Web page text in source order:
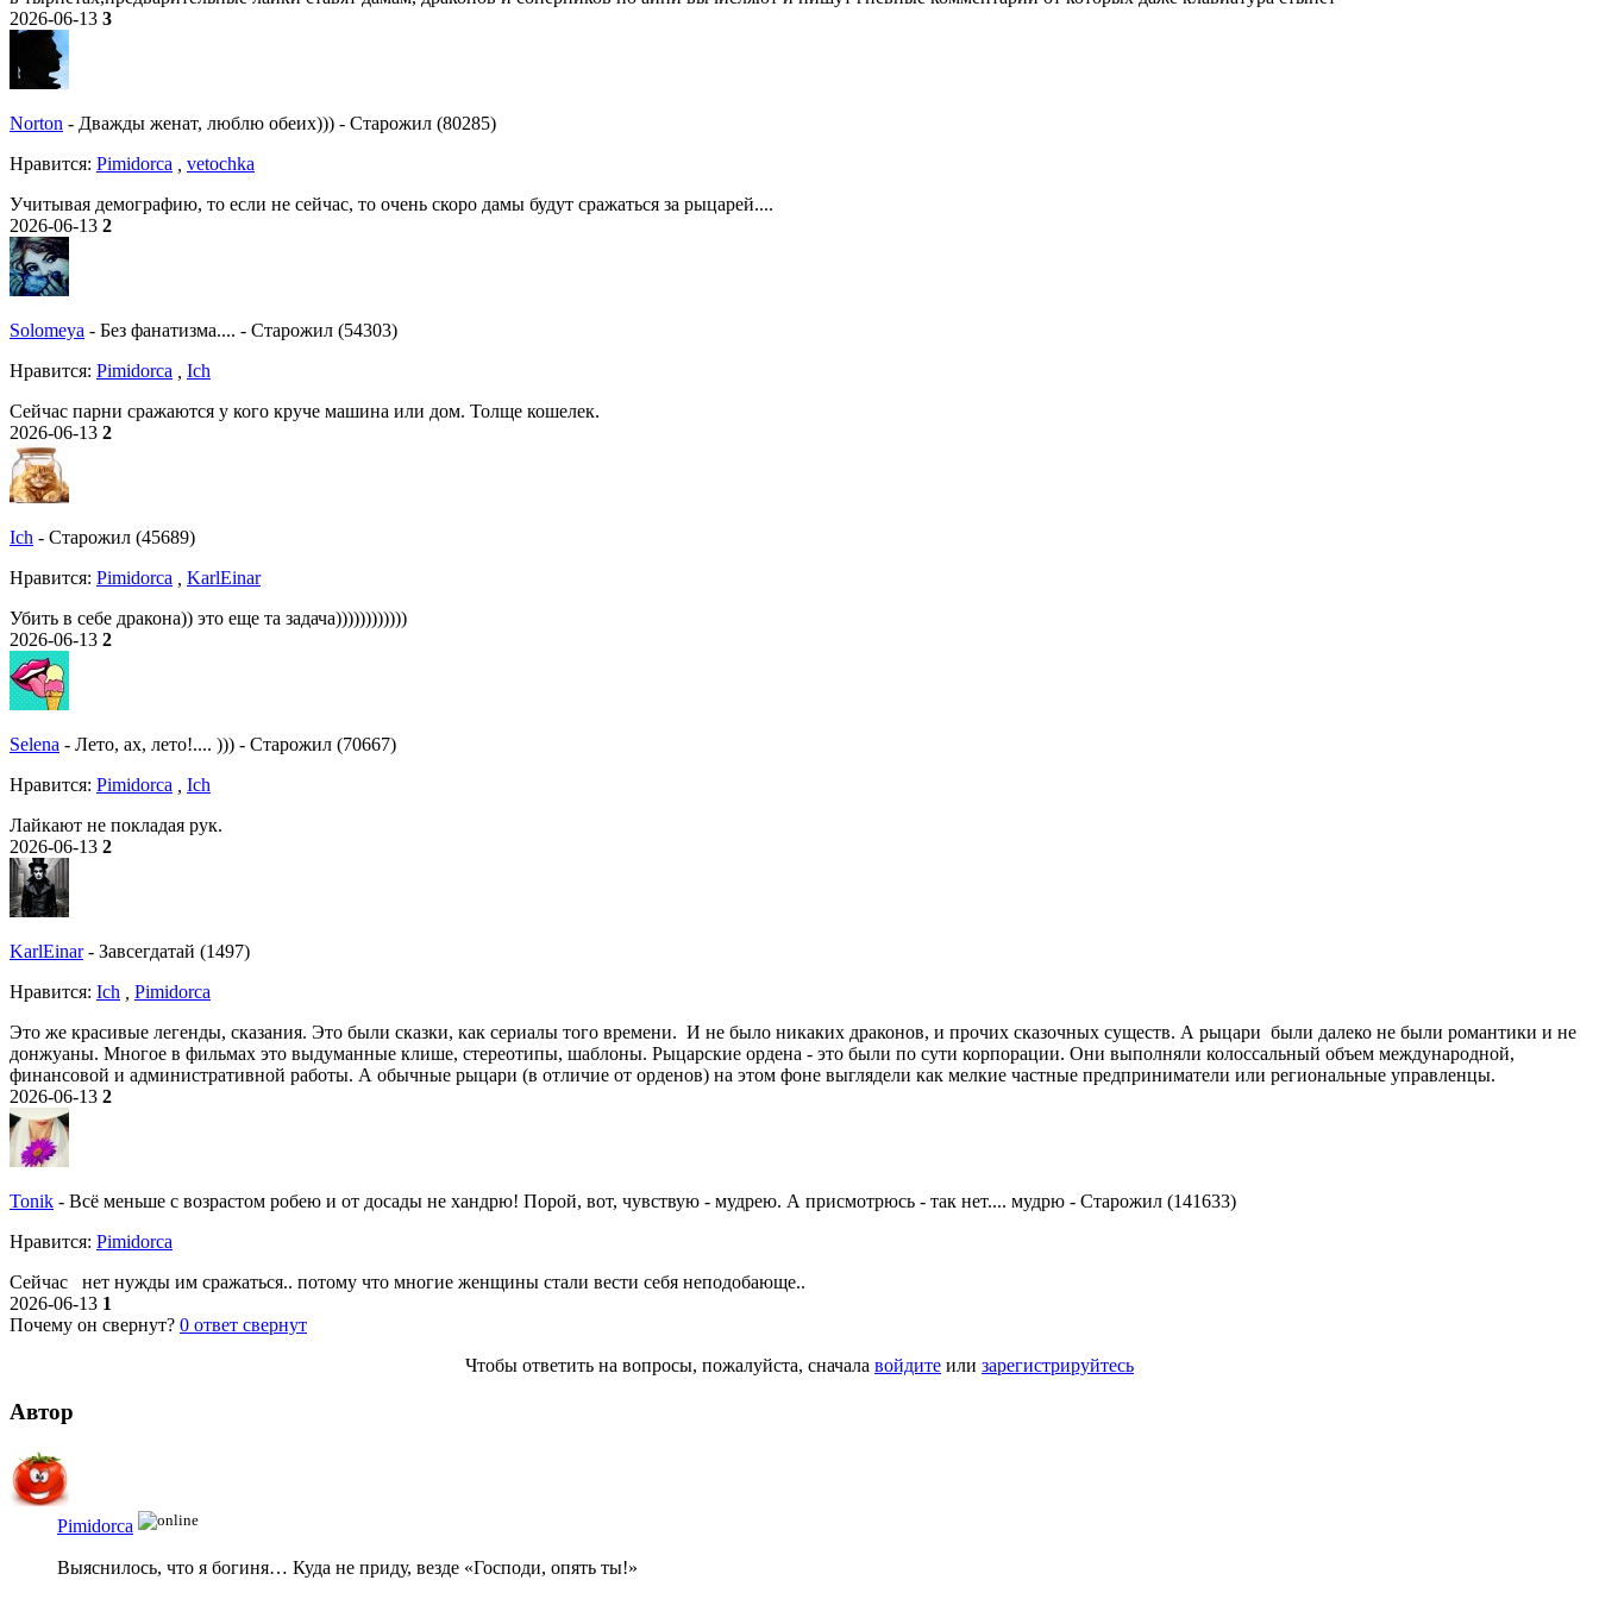
2026-06-13 3
Norton - Дважды женат, люблю обеих))) - Старожил (80285)
Нравитcя: Pimidorca
vetochka
Учитывая демографию, то если не сейчас, то очень скоро дамы будут сражаться за рыцарей....
2026-06-13 2
Solomeya - Без фанатизма.... - Старожил (54303)
Нравитcя: Pimidorca
Ich
Сейчас парни сражаются у кого круче машина или дом. Толще кошелек.
2026-06-13 2
Ich - Старожил (45689)
Нравитcя: Pimidorca
KarlEinar
Убить в себе дракона)) это еще та задача))))))))))))
2026-06-13 2
Selena - Лето, ах, лето!.... ))) - Старожил (70667)
Нравитcя: Pimidorca
Ich
Лайкают не покладая рук.
2026-06-13 2
KarlEinar - Завсегдатай (1497)
Нравитcя: Ich
Pimidorca
Это же красивые легенды, сказания. Это были сказки, как сериалы того времени. И не было никаких драконов, и прочих сказочных существ. А рыцари были далеко не были романтики и не
донжуаны. Многое в фильмах это выдуманные клише, стереотипы, шаблоны. Рыцарские ордена - это были по сути корпорации. Они выполняли колоссальный объем международной,
финансовой и административной работы. А обычные рыцари (в отличие от орденов) на этом фоне выглядели как мелкие частные предприниматели или региональные управленцы.
2026-06-13 2
Tonik - Всё меньше с возрастом робею и от досады не хандрю! Порой, вот, чувствую - мудрею. А присмотрюсь - так нет.... мудрю - Старожил (141633)
Нравитcя: Pimidorca
Сейчас нет нужды им сражаться.. потому что многие женщины стали вести себя неподобающе..
2026-06-13 1
Почему он свернут? 0 ответ свернут
Чтобы ответить на вопросы, пожалуйста, сначала войдите или зарегистрируйтесь
Автор
Pimidorca
Выяснилось, что я богиня… Куда не приду, везде «Господи, опять ты!»